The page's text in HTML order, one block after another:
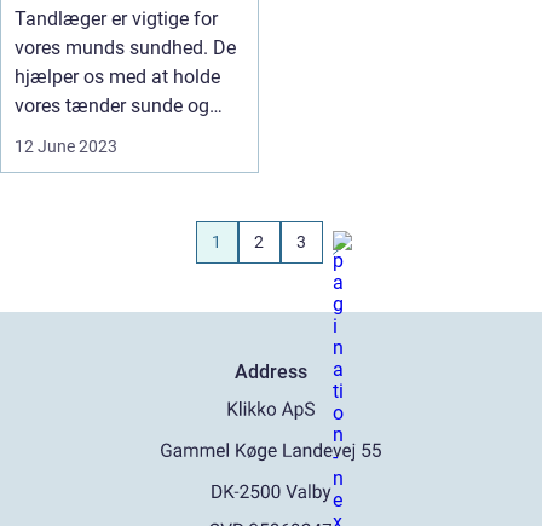
Tandlæger er vigtige for
vores munds sundhed. De
hjælper os med at holde
vores tænder sunde og
stærk...
12 June 2023
1 2 3
Address